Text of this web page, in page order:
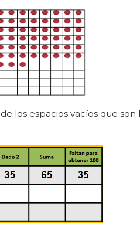
los espacios vacíos que